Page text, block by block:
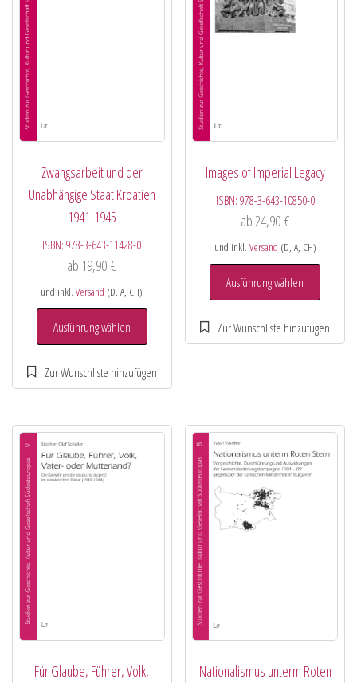
Zwangsarbeit und der
Unabhängige Staat Kroatien
1941-1945
ISBN:978-3-643-11428-0
ab 19,90€
und inkl.Versand (D, A, CH)
Ausführung wählen
Images of Imperial Legacy
ISBN: 978-3-643-10850-0
ab24,90 €
und inkl. Versand (D, A, CH)
Ausführung wählen
Für Glaube, Führer, Volk,
Nationalismus unterm Roten